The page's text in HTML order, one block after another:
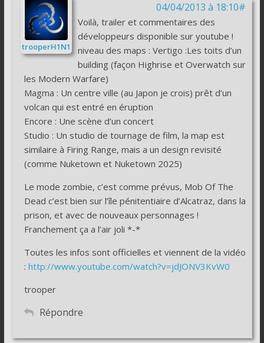
04/04/2013 à 18:10#
trooperH1N1
Voilà, trailer et commentaires des
développeurs disponible sur youtube !
niveau des maps : Vertigo :Les toits d’un
building (façon Highrise et Overwatch sur
les Modern Warfare)
Magma : Un centre ville (au Japon je crois) prêt d’un
volcan qui est entré en éruption
Encore : Une scène d’un concert
Studio : Un studio de tournage de film, la map est
similaire à Firing Range, mais a un design revisité
(comme Nuketown et Nuketown 2025)
Le mode zombie, c’est comme prévus, Mob Of The
Dead c’est bien sur l’île pénitentiaire d’Alcatraz, dans la
prison, et avec de nouveaux personnages !
Franchement ça a l’air joli *-*
Toutes les infos sont officielles et viennent de la vidéo
: http://www.youtube.com/watch?v=jdJONV3KvW0
trooper
Répondre